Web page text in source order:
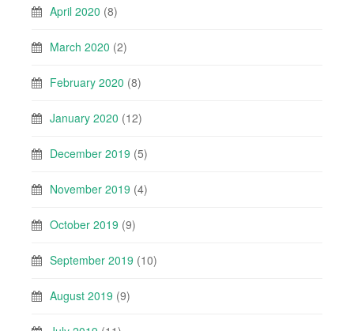
April 2020 (8)
March 2020 (2)
February 2020 (8)
January 2020 (12)
December 2019 (5)
November 2019 (4)
October 2019 (9)
September 2019 (10)
August 2019 (9)